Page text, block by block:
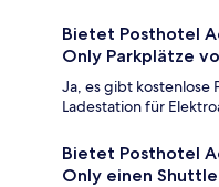
Bietet Posthotel
Only Parkplätze
Ja, es gibt kostenlose
Ladestation für
Bietet Posthotel
Only einen